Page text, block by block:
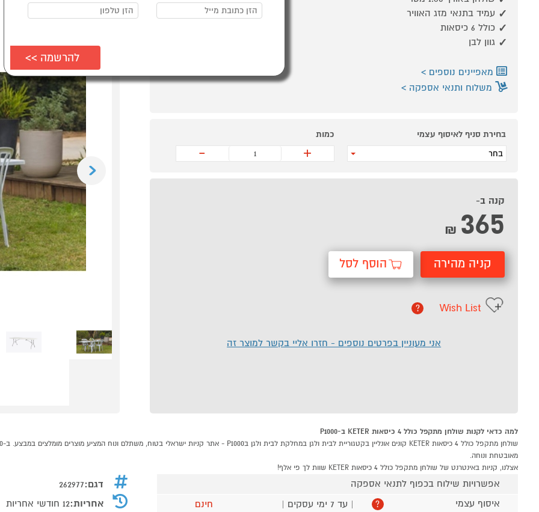
Previous
עמיד בתנאי מזג האוויר
כולל 6 כיסאות
גוון לבן
מאפיינים נוספים
משלוח ותנאי אספקה
בחירת סניף לאיסוף עצמי
בחר
כמות
+
-
קנה ב-
365
₪
קניה מהירה הוסף לסל
Wish List
?
אני מעוניין בפרטים נוספים - חזרו אליי בקשר למוצר זה
למה כדאי לקנות שולחן מתקפל כולל 4 כיסאות KETER ב-P1000
מאובטחת ונוחה.
אצלנו, קניות באינטרנט של שולחן מתקפל כולל 4 כיסאות KETER שוות לך פי אלף!
אפשרויות שילוח בכפוף לתנאי אספקה
איסוף עצמי
? | עד 7 ימי עסקים |
חינם
דגם:262977
אחריות:12 חודשי אחריות